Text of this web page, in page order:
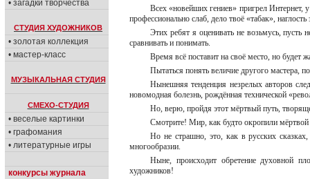
• загадки творчества
СТУДИЯ ХУДОЖНИКОВ
• золотая коллекция
• мастер-класс
МУЗЫКАЛЬНАЯ СТУДИЯ
СМЕХО-СТУДИЯ
• веселые картинки
• графомания
• литературные игры
конкурсы журнала
Всех «новейших гениев» пригрел Интернет,
профессионально слаб, дело твоё «табак»,
Этих ребят я оценивать не возьмусь,
сравнивать и понимать.
Время всё поставит на своё место, но будет
Пытаться понять величие другого мастера,
Нынешняя тенденция незрелых авторов
новомодная болезнь, рождённая технической
Но, верю, пройдя этот мёртвый путь,
Смотрите! Мир, как будто окропили мёртвой
Но не страшно, это, как в русских
многообразии.
Ныне, происходит обретение духовной
художников!